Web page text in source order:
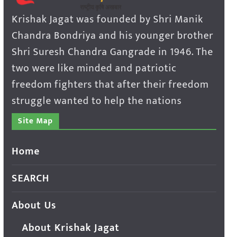
Krishak Jagat was founded by Shri Manik
Chandra Bondriya and his younger brother
Shri Suresh Chandra Gangrade in 1946. The
two were like minded and patriotic
freedom fighters that after their freedom
struggle wanted to help the nations
Site Map
Home
SEARCH
About Us
About Krishak Jagat